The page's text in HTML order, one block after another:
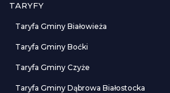
TARYFY
Taryfa Gminy Białowieża
Taryfa Gminy Boćki
Taryfa Gminy Czyże
Taryfa Gminy Dąbrowa Białostocka